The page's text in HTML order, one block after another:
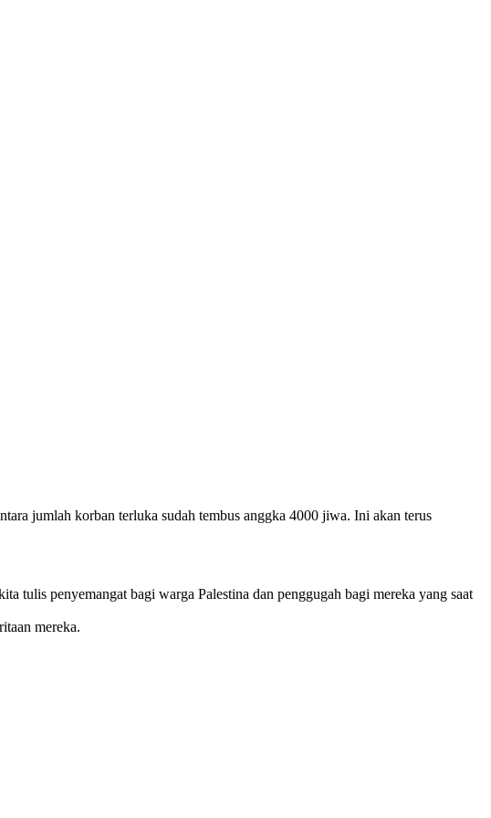
jumlah korban terluka sudah tembus anggka 4000 jiwa. Ini akan terus
tulis penyemangat bagi warga Palestina dan penggugah bagi mereka yang saat
mereka.